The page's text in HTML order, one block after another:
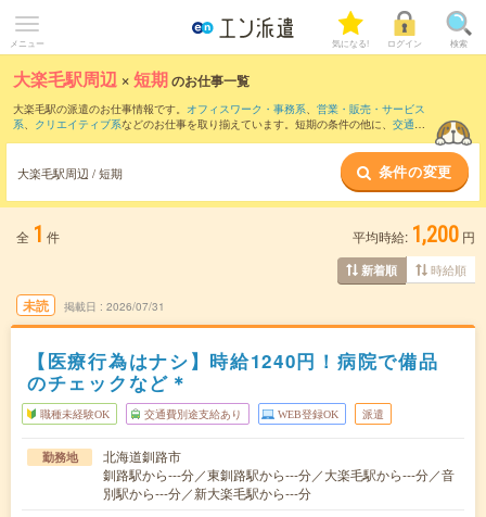
メニュー 気になる! ログイン 検索
大楽毛駅周辺 ×短期のお仕事一覧
大楽毛駅の派遣のお仕事情報です。 オフィスワーク・事務系、 営業・販売・サービス
系、 クリエイティブ系などのお仕事を取り揃えています。短期の条件の他に、 交通費
大楽毛駅周辺 / 短期 条件の変更
全 1 件 平均時給: 1,200 円
新着順 時給順
未読 掲載日 2026/07/31
【医療行為はナシ】時給1240円！病院で備品
のチェックなど＊
職種未経験OK 交通費別途支給あり WEB登録OK 派遣
勤務地
北海道釧路市
釧路駅から---分／東釧路駅から---分／大楽毛駅から---分／音
別駅から---分／新大楽毛駅から---分